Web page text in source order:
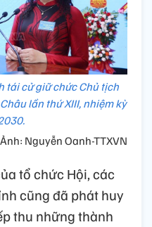
tái cử giữ chức Chủ tịch
lần thứ XIII, nhiệm kỳ
Ảnh: Nguyễn Oanh-TTXVN
tổ chức Hội, các
cũng đã phát huy
thu những thành